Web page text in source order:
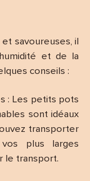
savoureuses, il
et de la
conseils :
: Les petits pots
sont idéaux
transporter
plus larges
le transport.